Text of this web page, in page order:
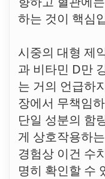
하는 것이 핵심
시중의 대형 제
과 비타민 D만
는 거의 언급하
장에서 무책임
단일 성분의 함
게 상호작용하
경험상 이건 수
명히 확인할 수